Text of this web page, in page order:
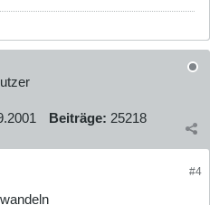
Beiträge: 25218
#4